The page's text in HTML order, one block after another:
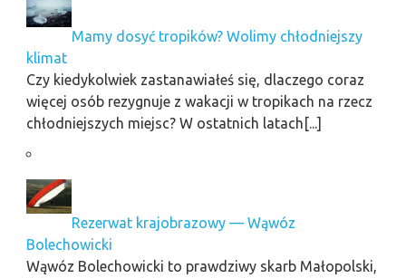
Mamy dosyć tropików? Wolimy chłodniejszy
klimat
Czy kiedykolwiek zastanawiałeś się, dlaczego coraz
więcej osób rezygnuje z wakacji w tropikach na rzecz
chłodniejszych miejsc? W ostatnich latach[...]
Rezerwat krajobrazowy — Wąwóz
Bolechowicki
Wąwóz Bolechowicki to prawdziwy skarb Małopolski,